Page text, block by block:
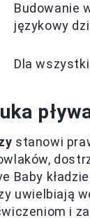
Budowanie
językowy
Dla
stanowi
Baby
uwielbiają
i